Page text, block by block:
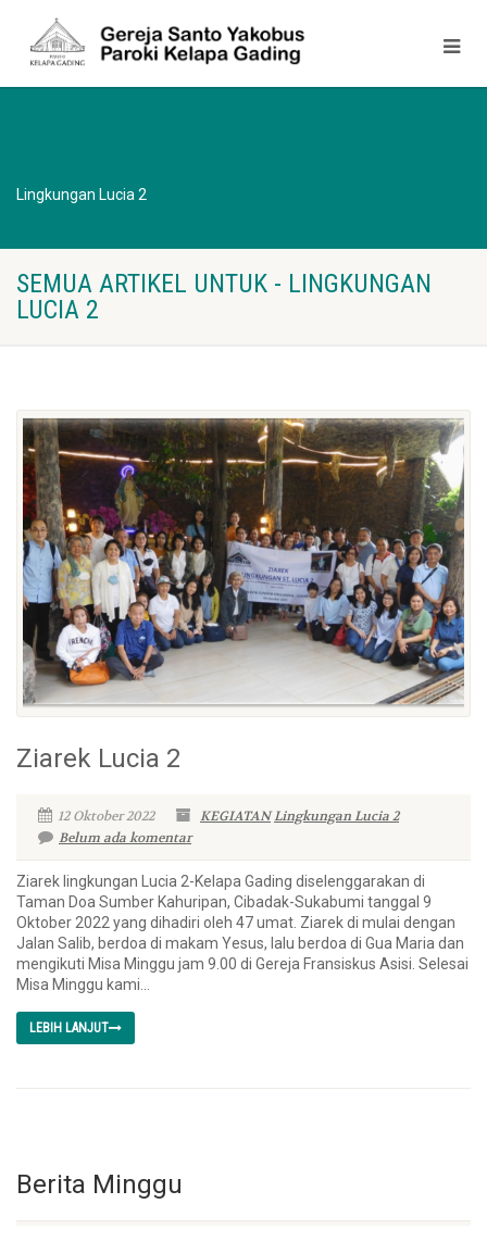
Lingkungan Lucia 2
SEMUA ARTIKEL UNTUK - LINGKUNGAN
LUCIA 2
Ziarek Lucia 2
12 Oktober 2022 KEGIATANLingkungan Lucia 2
Belum ada komentar
Ziarek lingkungan Lucia 2-Kelapa Gading diselenggarakan di
Taman Doa Sumber Kahuripan, Cibadak-Sukabumi tanggal 9
Oktober 2022 yang dihadiri oleh 47 umat. Ziarek di mulai dengan
Jalan Salib, berdoa di makam Yesus, lalu berdoa di Gua Maria dan
mengikuti Misa Minggu jam 9.00 di Gereja Fransiskus Asisi. Selesai
Misa Minggu kami...
LEBIH LANJUT
Berita Minggu